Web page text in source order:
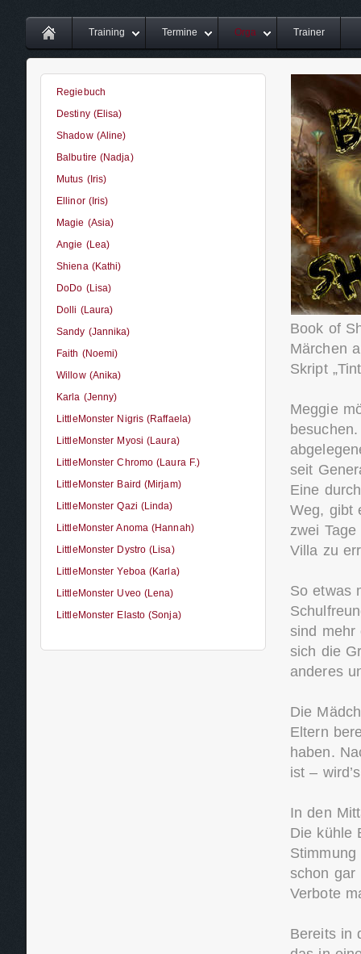
Training Termine Orga Trainer
Book of
Märchen
Skript
Meggie
seit
Eine
Weg, gibt
zwei
Villa zu
So etwas
sind mehr
sich die
anderes
Die
Eltern
haben.
ist –
In den
Die kühle
schon gar
Verbote
Bereits in
Regiebuch
Destiny (Elisa)
Shadow (Aline)
Balbutire (Nadja)
Mutus (Iris)
Ellinor (Iris)
Magie (Asia)
Angie (Lea)
Shiena (Kathi)
DoDo (Lisa)
Dolli (Laura)
Sandy (Jannika)
Faith (Noemi)
Willow (Anika)
Karla (Jenny)
LittleMonster Nigris (Raffaela)
LittleMonster Myosi (Laura)
LittleMonster Chromo (Laura F.)
LittleMonster Baird (Mirjam)
LittleMonster Qazi (Linda)
LittleMonster Anoma (Hannah)
LittleMonster Dystro (Lisa)
LittleMonster Yeboa (Karla)
LittleMonster Uveo (Lena)
LittleMonster Elasto (Sonja)